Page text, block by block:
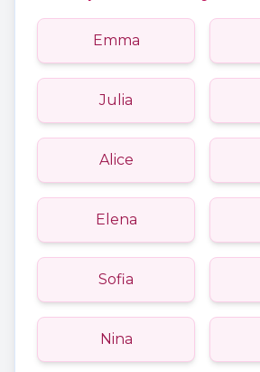
Emma
Julia
Alice
Elena
Sofia
Nina